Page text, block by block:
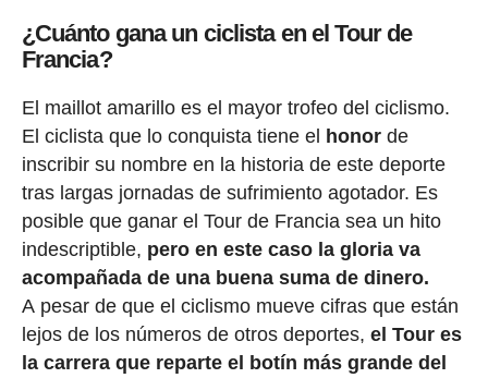
¿Cuánto gana un ciclista en el Tour de
Francia?
El maillot amarillo es el mayor trofeo del ciclismo.
El ciclista que lo conquista tiene el honorde
inscribir su nombre en la historia de este deporte
tras largas jornadas de sufrimiento agotador. Es
posible que ganar el Tour de Francia sea un hito
indescriptible, pero en este caso la gloria va
acompañada de una buena suma de dinero.
A pesar de que el ciclismo mueve cifras que están
lejos de los números de otros deportes, el Tour es
la carrera que reparte el botín más grande del